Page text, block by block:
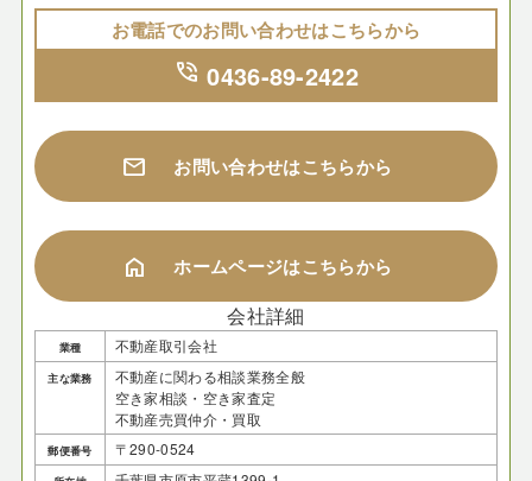
お電話でのお問い合わせはこちらから
phone_in_talk 0436-89-2422
mail お問い合わせはこちらから
home ホームページはこちらから
会社詳細
業種 不動産取引会社
主な業務
不動産に関わる相談業務全般
空き家相談・空き家査定
不動産売買仲介・買取
郵便番号 〒290-0524